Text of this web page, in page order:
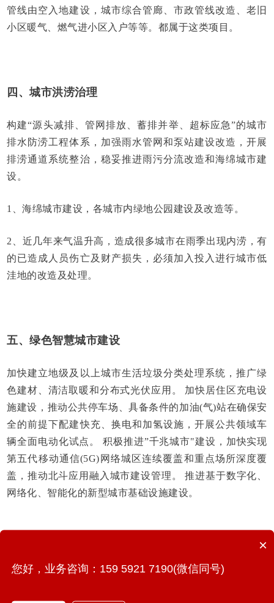
管线由空入地建设，城市综合管廊、市政管线改造、老旧
小区暖气、燃气进小区入户等等。都属于这类项目。
四、城市洪涝治理
构建“源头减排、管网排放、蓄排并举、超标应急”的城市
排水防涝工程体系，加强雨水管网和泵站建设改造，开展
排涝通道系统整治，稳妥推进雨污分流改造和海绵城市建
设。
1、海绵城市建设，各城市内绿地公园建设及改造等。
2、近几年来气温升高，造成很多城市在雨季出现内涝，有
的已造成人员伤亡及财产损失，必须加入投入进行城市低
洼地的改造及处理。
五、绿色智慧城市建设
加快建立地级及以上城市生活垃圾分类处理系统，推广绿
色建材、清洁取暖和分布式光伏应用。 加快居住区充电设
施建设，推动公共停车场、具备条件的加油(气)站在确保安
全的前提下配建快充、换电和加氢设施，开展公共领域车
辆全面电动化试点。 积极推进”千兆城市"建设，加快实现
第五代移动通信(5G)网络城区连续覆盖和重点场所深度覆
盖，推动北斗应用融入城市建设管理。 推进基于数字化、
网络化、智能化的新型城市基础设施建设。
×
您好，业务咨询：159 5921 7190(微信同号)